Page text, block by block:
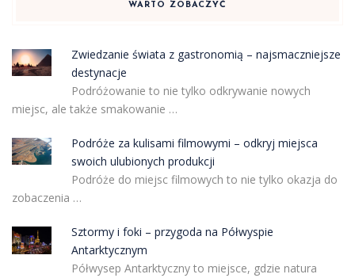
WARTO ZOBACZYĆ
Zwiedzanie świata z gastronomią – najsmaczniejsze
destynacje
Podróżowanie to nie tylko odkrywanie nowych
miejsc, ale także smakowanie …
Podróże za kulisami filmowymi – odkryj miejsca
swoich ulubionych produkcji
Podróże do miejsc filmowych to nie tylko okazja do
zobaczenia …
Sztormy i foki – przygoda na Półwyspie
Antarktycznym
Półwysep Antarktyczny to miejsce, gdzie natura